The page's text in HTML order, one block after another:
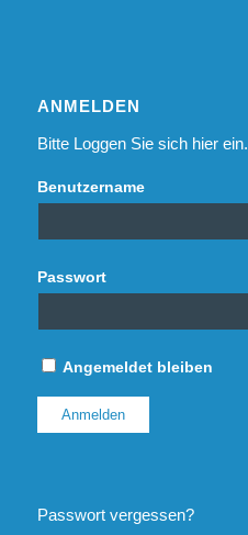
ANMELDEN
Bitte Loggen Sie sich hier ein.
Benutzername
Passwort
Angemeldet bleiben
Passwort vergessen?